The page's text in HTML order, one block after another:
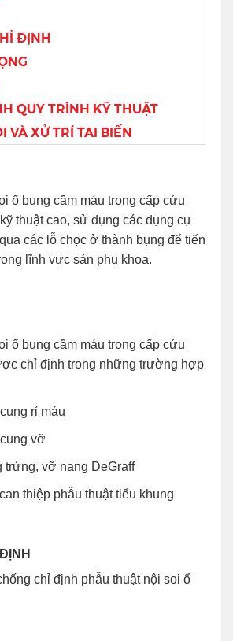
ĐỊNH
QUY TRÌNH KỸ THUẬT
VÀ XỬ TRÍ TAI BIẾN
ổ bụng cầm máu trong cấp cứu
thuật cao, sử dụng các dụng cụ
các lỗ chọc ở thành bụng để tiến
lĩnh vực sản phụ khoa.
ổ bụng cầm máu trong cấp cứu
chỉ định trong những trường hợp
rỉ máu
vỡ
trứng, vỡ nang DeGraff
thiệp phẫu thuật tiểu khung
chỉ định phẫu thuật nội soi ổ